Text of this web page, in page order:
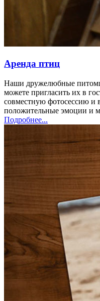
Аренда птиц
Наши дружелюбные
можете пригласить их в
совместную фотосессию и
положительные эмоции и
Подробнее...